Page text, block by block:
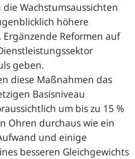
Wachstumsaussichten
höhere
Reformen auf
geben.
diese Maßnahmen das
Basisniveau
um bis zu 15 %
Ohren durchaus wie ein
und einige
besseren Gleichgewichts